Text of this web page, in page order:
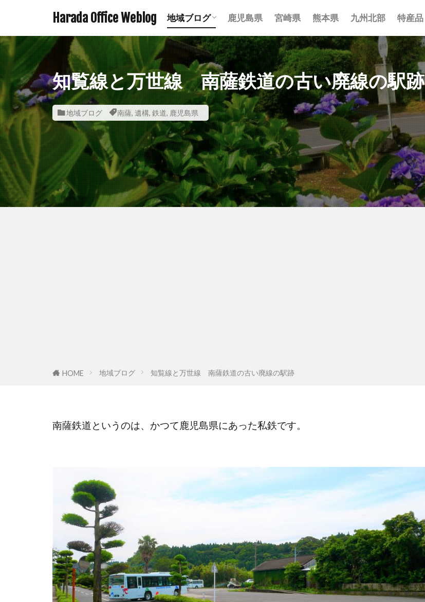
Harada Office Weblog 地域ブログ
アニメ聖地記事 まとめ
ミステリースポット まとめ
珍スポット まとめ
遺構探訪記事 まとめ
鉄道関連記事 まとめ
ダムの記事 まとめ
鹿児島の神社一覧
宮崎の神社一覧
熊本の神社一覧
鹿児島県 宮崎県 熊本県 九州北部 特産品
知覧線と万世線 南薩鉄道の古い廃線の駅跡
地域ブログ 南薩, 遺構, 鉄道, 鹿児島県
HOME 地域ブログ 知覧線と万世線 南薩鉄道の古い廃線の駅跡
南薩鉄道というのは、かつて鹿児島県にあった私鉄です。